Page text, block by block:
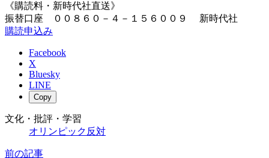
《購読料・新時代社直送》
振替口座 ００８６０－４－１５６００９ 新時代社
購読申込み
Facebook
X
Bluesky
LINE
Copy
文化・批評・学習
オリンピック反対
前の記事